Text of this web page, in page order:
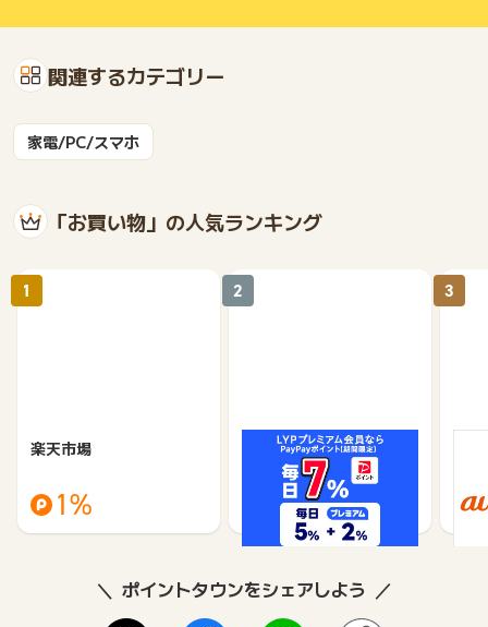
関連するカテゴリー
家電/PC/スマホ
「お買い物」の人気ランキング
楽天市場
1%
1
Yahoo!ショッピング
1%
2 3
ポイントタウンをシェアしよう